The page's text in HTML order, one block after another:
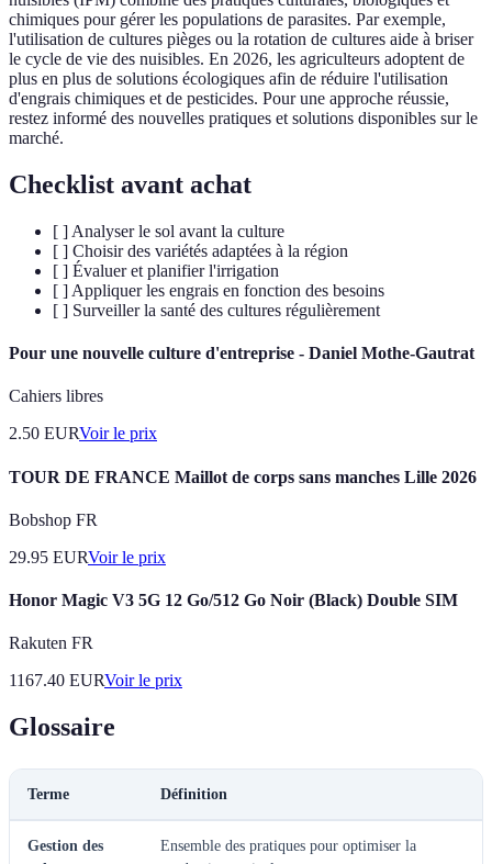
chimiques pour gérer les populations de parasites. Par exemple,
l'utilisation de cultures pièges ou la rotation de cultures aide à briser
le cycle de vie des nuisibles. En 2026, les agriculteurs adoptent de
plus en plus de solutions écologiques afin de réduire l'utilisation
d'engrais chimiques et de pesticides. Pour une approche réussie,
restez informé des nouvelles pratiques et solutions disponibles sur le
marché.
Checklist avant achat
[ ] Analyser le sol avant la culture
[ ] Choisir des variétés adaptées à la région
[ ] Évaluer et planifier l'irrigation
[ ] Appliquer les engrais en fonction des besoins
[ ] Surveiller la santé des cultures régulièrement
Pour une nouvelle culture d'entreprise - Daniel Mothe-Gautrat
Cahiers libres
2.50 EURVoir le prix
TOUR DE FRANCE Maillot de corps sans manches Lille 2026
Bobshop FR
29.95 EURVoir le prix
Honor Magic V3 5G 12 Go/512 Go Noir (Black) Double SIM
Rakuten FR
1167.40 EURVoir le prix
Glossaire
Terme Définition
Gestion des
Ensemble des pratiques pour optimiser la